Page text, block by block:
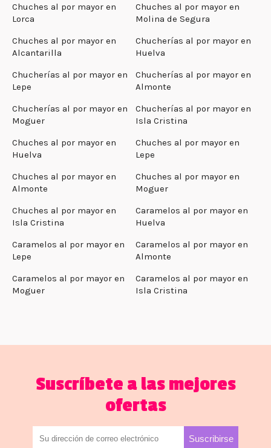
Chuches al por mayor en
Lorca
Chuches al por mayor en
Molina de Segura
Chuches al por mayor en
Alcantarilla
Chucherías al por mayor en
Huelva
Chucherías al por mayor en
Lepe
Chucherías al por mayor en
Almonte
Chucherías al por mayor en
Moguer
Chucherías al por mayor en
Isla Cristina
Chuches al por mayor en
Huelva
Chuches al por mayor en
Lepe
Chuches al por mayor en
Almonte
Chuches al por mayor en
Moguer
Chuches al por mayor en
Isla Cristina
Caramelos al por mayor en
Huelva
Caramelos al por mayor en
Lepe
Caramelos al por mayor en
Almonte
Caramelos al por mayor en
Moguer
Caramelos al por mayor en
Isla Cristina
Suscríbete a las mejores
ofertas